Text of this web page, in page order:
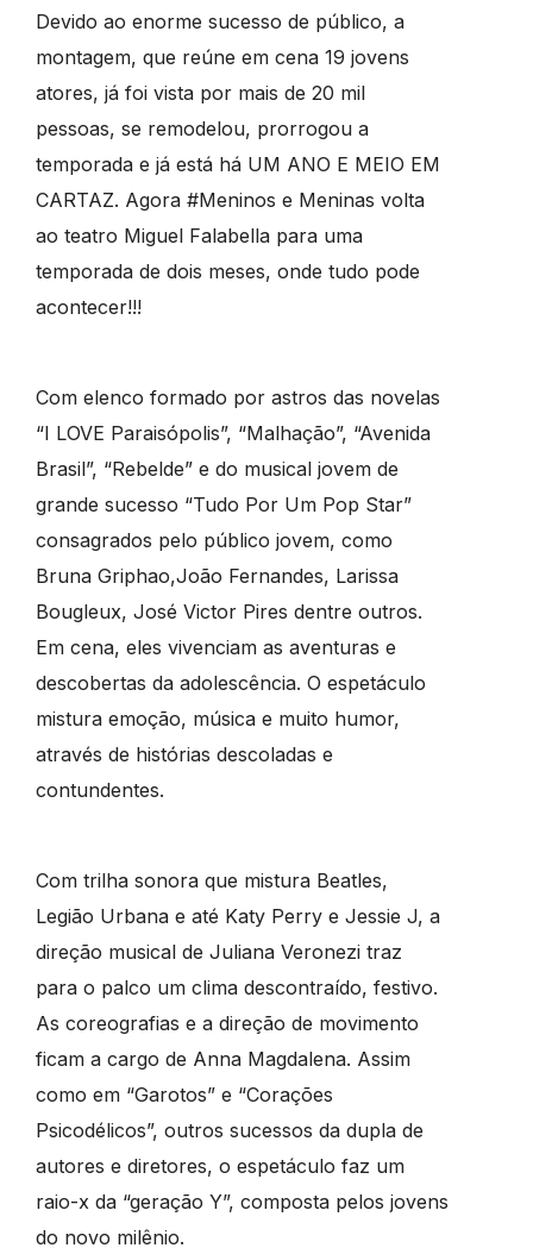
Devido ao enorme sucesso de público, a
montagem, que reúne em cena 19 jovens
atores, já foi vista por mais de 20 mil
pessoas, se remodelou, prorrogou a
temporada e já está há UM ANO E MEIO EM
CARTAZ. Agora #Meninos e Meninas volta
ao teatro Miguel Falabella para uma
temporada de dois meses, onde tudo pode
acontecer!!!
Com elenco formado por astros das novelas
“I LOVE Paraisópolis”, “Malhação”, “Avenida
Brasil”, “Rebelde” e do musical jovem de
grande sucesso “Tudo Por Um Pop Star”
consagrados pelo público jovem, como
Bruna Griphao,João Fernandes, Larissa
Bougleux, José Victor Pires dentre outros.
Em cena, eles vivenciam as aventuras e
descobertas da adolescência. O espetáculo
mistura emoção, música e muito humor,
através de histórias descoladas e
contundentes.
Com trilha sonora que mistura Beatles,
Legião Urbana e até Katy Perry e Jessie J, a
direção musical de Juliana Veronezi traz
para o palco um clima descontraído, festivo.
As coreografias e a direção de movimento
ficam a cargo de Anna Magdalena. Assim
como em “Garotos” e “Corações
Psicodélicos”, outros sucessos da dupla de
autores e diretores, o espetáculo faz um
raio-x da “geração Y”, composta pelos jovens
do novo milênio.